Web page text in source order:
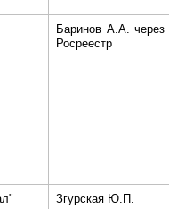
Баринов А.А. через
Росреестр
Згурская Ю.П.